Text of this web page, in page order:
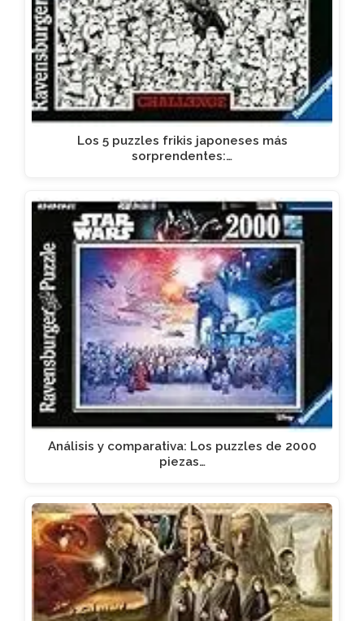
Los 5 puzzles frikis japoneses más
sorprendentes:…
Análisis y comparativa: Los puzzles de 2000
piezas…